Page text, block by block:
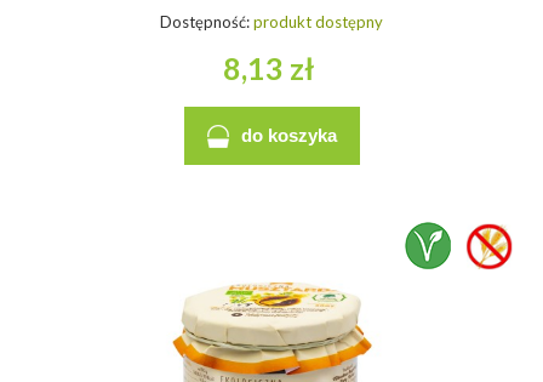
Dostępność:produkt dostępny
8,13 zł
do koszyka